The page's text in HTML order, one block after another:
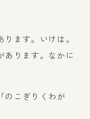
ます。いけは。
あります。なかに
のこぎりくわが